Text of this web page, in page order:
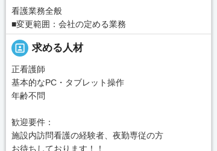
看護業務全般
■変更範囲：会社の定める業務
portrait 求める人材
正看護師
基本的なPC・タブレット操作
年齢不問
歓迎要件：
施設内訪問看護の経験者、夜勤専従の方
お待ちしております！！